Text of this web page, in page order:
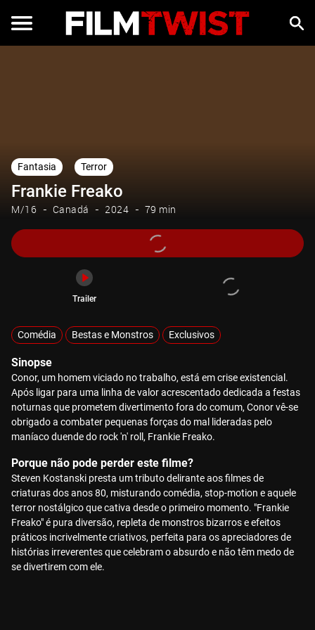
Fantasia Terror
Frankie Freako
M/16 Canadá 2024 79 min
Trailer
Comédia Bestas e Monstros Exclusivos
Sinopse
Conor, um homem viciado no trabalho, está em crise existencial.
Após ligar para uma linha de valor acrescentado dedicada a festas
noturnas que prometem divertimento fora do comum, Conor vê-se
obrigado a combater pequenas forças do mal lideradas pelo
maníaco duende do rock 'n' roll, Frankie Freako.
Porque não pode perder este filme?
Steven Kostanski presta um tributo delirante aos filmes de
criaturas dos anos 80, misturando comédia, stop-motion e aquele
terror nostálgico que cativa desde o primeiro momento. "Frankie
Freako" é pura diversão, repleta de monstros bizarros e efeitos
práticos incrivelmente criativos, perfeita para os apreciadores de
histórias irreverentes que celebram o absurdo e não têm medo de
se divertirem com ele.